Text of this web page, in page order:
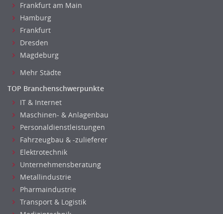
Frankfurt am Main
Hamburg
Frankfurt
Dresden
Magdeburg
Mehr Städte
TOP Branchenschwerpunkte
IT & Internet
Maschinen- & Anlagenbau
Personaldienstleistungen
Fahrzeugbau & -zulieferer
Elektrotechnik
Unternehmensberatung
Metallindustrie
Pharmaindustrie
Transport & Logistik